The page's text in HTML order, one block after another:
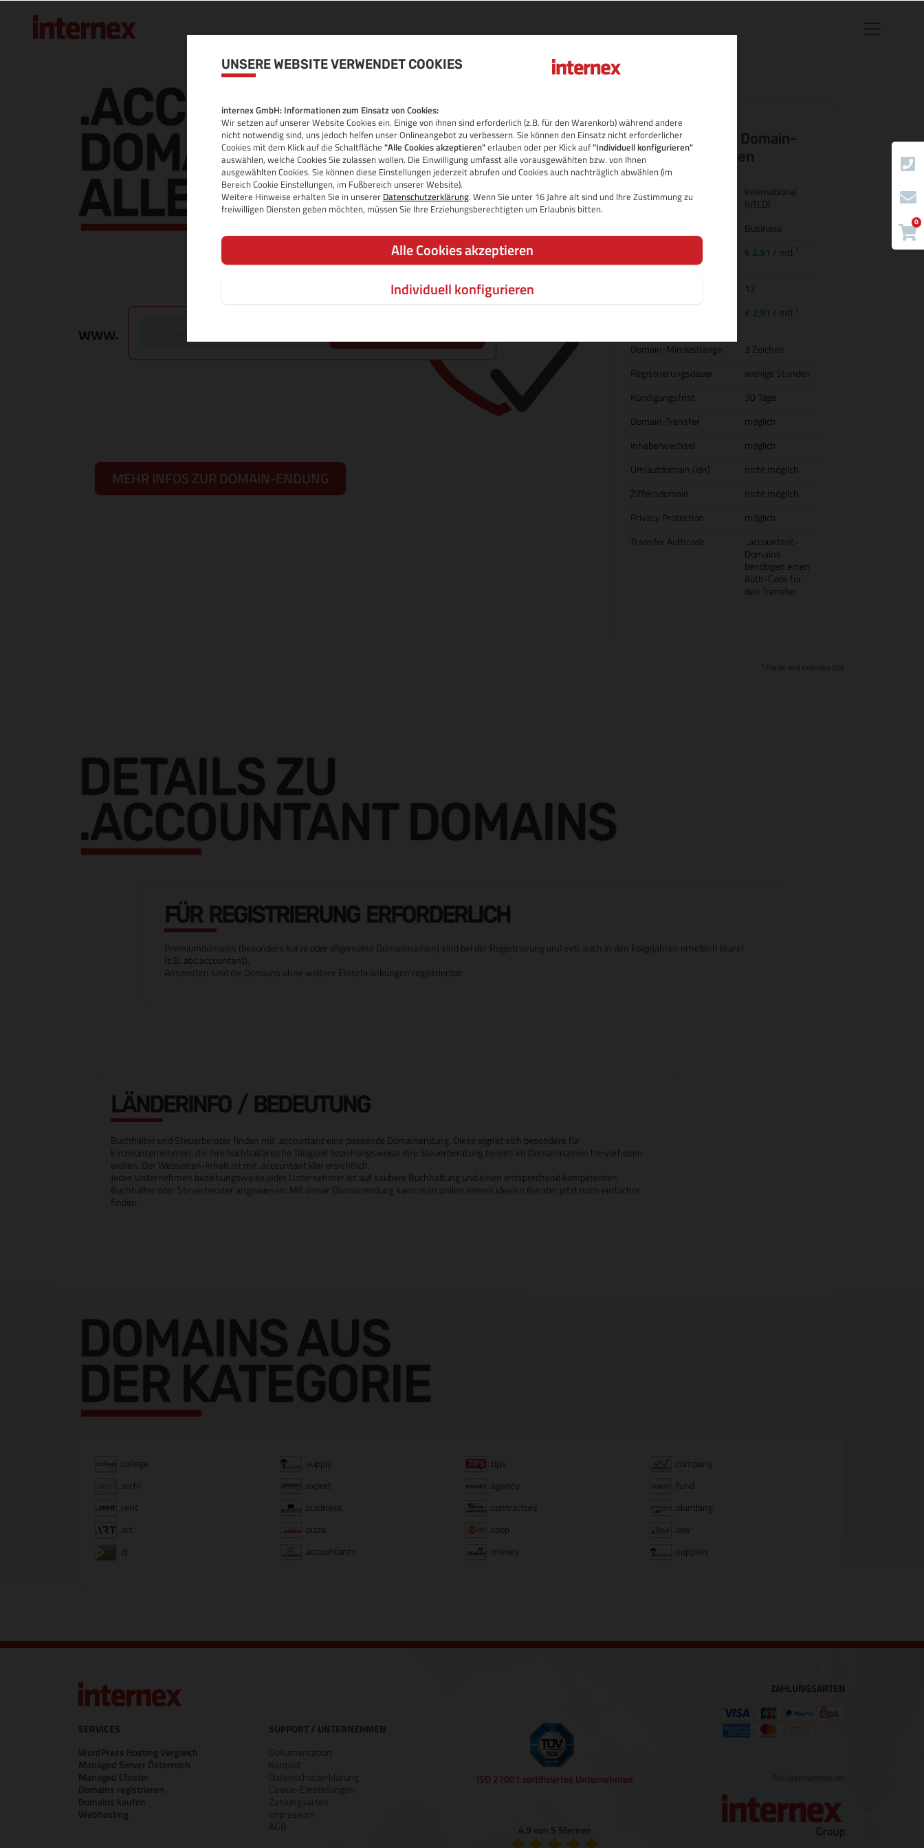
UNSERE WEBSITE VERWENDET COOKIES
internex GmbH: Informationen zum Einsatz von Cookies:
Wir setzen auf unserer Website Cookies ein. Einige von ihnen sind erforderlich (z.B. für den Warenkorb) während andere
nicht notwendig sind, uns jedoch helfen unser Onlineangebot zu verbessern. Sie können den Einsatz nicht erforderlicher
Cookies mit dem Klick auf die Schaltfläche "Alle Cookies akzeptieren"erlauben oder per Klick auf"Individuell konfigurieren"
auswählen, welche Cookies Sie zulassen wollen. Die Einwilligung umfasst alle vorausgewählten bzw. von Ihnen
ausgewählten Cookies. Sie können diese Einstellungen jederzeit abrufen und Cookies auch nachträglich abwählen (im
Bereich Cookie Einstellungen, im Fußbereich unserer Website).
Weitere Hinweise erhalten Sie in unserer Datenschutzerklärung. Wenn Sie unter 16 Jahre alt sind und Ihre Zustimmung zu
freiwilligen Diensten geben möchten, müssen Sie Ihre Erziehungsberechtigten um Erlaubnis bitten.
Alle Cookies akzeptieren
Individuell konfigurieren
0
.ACCOUNTANT
DOMAIN
ALLE INFOS
www.
MEHR INFOS ZUR DOMAIN-ENDUNG
.accountant Domain-
Eigenschaften
Land/Bezeichnung
International
(nTLD)
Business
Domainregistrierung
€ 2,91 / mtl. 1
12
€ 2,91 / mtl. 1
Domain-Mindestlänge
3 Zeichen
Registrierungsdauer
wenige Stunden
Kündigungsfrist
30 Tage
Domain-Transfer
möglich
Inhaberwechsel
möglich
Umlautdomain (idn)
nicht möglich
Zifferndomain
nicht möglich
Privacy Protection
möglich
Transfer Authcode
.accountant-
Domains
benötigen einen
Auth-Code für
den Transfer.
1 Preise sind exklusive USt.
DETAILS ZU
.ACCOUNTANT DOMAINS
FÜR REGISTRIERUNG ERFORDERLICH
Premiumdomains (besonders kurze oder allgemeine Domainnamen) sind bei der Registrierung und evtl. auch in den Folgejahren erheblich teurer
(z.B. abc.accountant).
Ansonsten sind die Domains ohne weitere Einschränkungen registrierbar.
LÄNDERINFO / BEDEUTUNG
Buchhalter und Steuerberater finden mit .accountant eine passende Domainendung. Diese eignet sich besonders für
Einzelunternehmen, die ihre buchhaltärische Tätigkeit beziehungsweise ihre Steuerberatung bereits im Domainnamen hervorheben
wollen. Der Webseiten-Inhalt ist mit .accountant klar ersichtlich.
Jedes Unternehmen beziehungsweise jeder Unternehmer ist auf saubere Buchhaltung und einen entsprechend kompetenten
Buchhalter oder Steuerberater angewiesen. Mit dieser Domainendung kann man online seinen idealen Berater jetzt noch einfacher
finden.
DOMAINS AUS
DER KATEGORIE
.college .supply .tips
.company
.archi
.expert .agency
.fund
.rent
.business .contractors
.plumbing
.art
.pizza .coop
.law
.dj
.accountants .money .supplies
SERVICES
WordPress Hosting Vergleich
Managed Server Österreich
Managed Cluster
Domains registrieren
Domains kaufen
Webhosting
SUPPORT / UNTERNEHMEN
Dokumentation
Kontakt
Datenschutzerklärung
Cookie-Einstellungen
Zahlungsarten
Impressum
AGB
ISO 27001 zertifiziertes Unternehmen
4.9 von 5 Sternen
ZAHLUNGSARTEN
Ein Unternehmen der